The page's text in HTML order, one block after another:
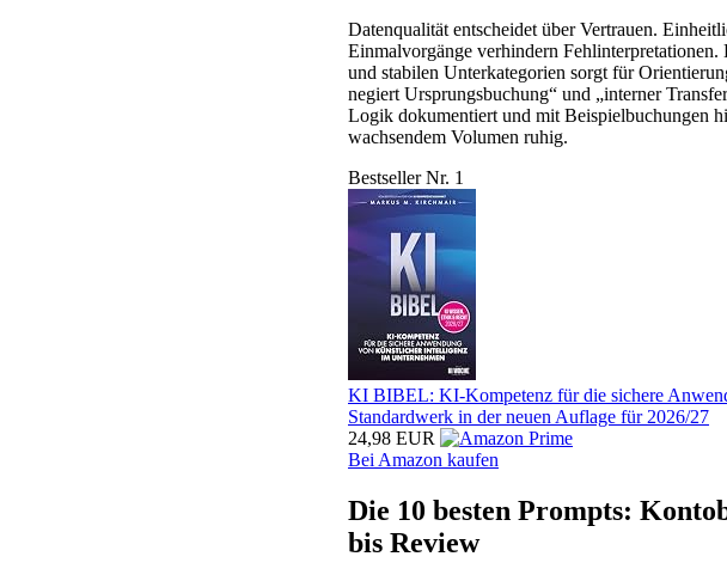
Datenqualität entscheidet über Vertrauen.
Einmalvorgänge verhindern
und stabilen Unterkategorien sorgt für
negiert Ursprungsbuchung“ und „interner
Logik dokumentiert und mit Beispielbuchungen
wachsendem Volumen ruhig.
Bestseller Nr. 1
KI BIBEL: KI-Kompetenz für die sichere
Standardwerk in der neuen Auflage für 2026/27
24,98 EUR
Bei Amazon kaufen
Die 10 besten Prompts:
bis Review